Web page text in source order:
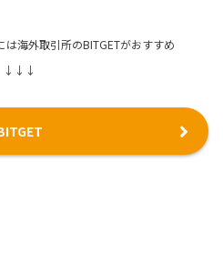
海外取引所のBITGETがおすすめ
↓↓↓